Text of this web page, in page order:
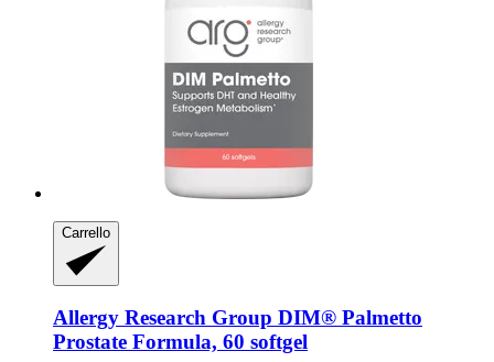
Carrello
Allergy Research Group DIM® Palmetto
Prostate Formula, 60 softgel